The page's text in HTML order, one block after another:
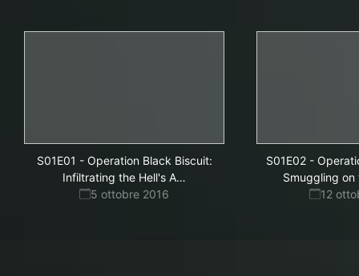
S01E01 - Operation Black Biscuit:
Infiltrating the Hell's A…
5 ottobre 2016
S01E02-
Smuggling on
12